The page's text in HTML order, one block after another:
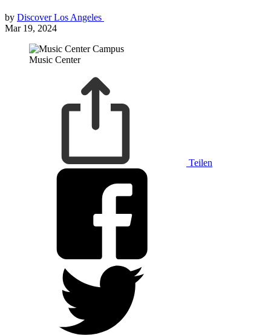
by Discover Los Angeles
Mar 19, 2024
Music Center
Teilen